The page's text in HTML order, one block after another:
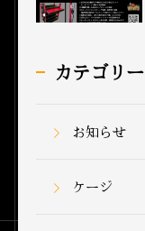
カテゴリー
お知らせ
ケージ